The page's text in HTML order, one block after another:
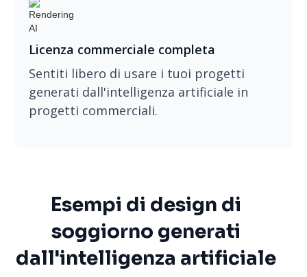
Licenza commerciale completa
Sentiti libero di usare i tuoi progetti
generati dall'intelligenza artificiale in
progetti commerciali.
Esempi di design di
soggiorno generati
dall'intelligenza artificiale